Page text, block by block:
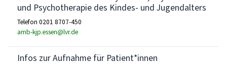
und Psychotherapie des Kindes- und Jugendalters
Telefon 0201 8707-450
amb-kjp.essen@lvr.de
Infos zur Aufnahme für Patient*innen